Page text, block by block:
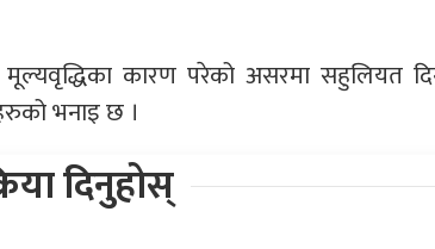
कारण परेको असरमा सहुलियत
भनाइ छ ।
दिनुहोस्